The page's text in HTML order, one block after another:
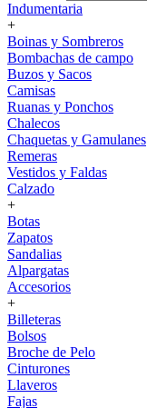
Indumentaria
+
Boinas y Sombreros
Bombachas de campo
Buzos y Sacos
Camisas
Ruanas y Ponchos
Chalecos
Chaquetas y Gamulanes
Remeras
Vestidos y Faldas
Calzado
+
Botas
Zapatos
Sandalias
Alpargatas
Accesorios
+
Billeteras
Bolsos
Broche de Pelo
Cinturones
Llaveros
Fajas